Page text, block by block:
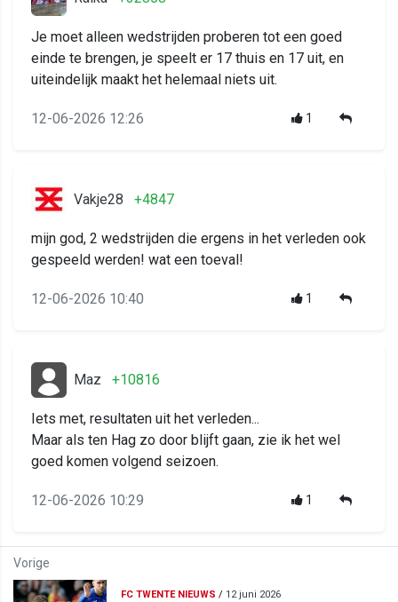
Je moet alleen wedstrijden proberen tot een goed
einde te brengen, je speelt er 17 thuis en 17 uit, en
uiteindelijk maakt het helemaal niets uit.
12-06-2026 12:26 1
Vakje28 +4847
mijn god, 2 wedstrijden die ergens in het verleden ook
gespeeld werden! wat een toeval!
12-06-2026 10:40 1
Maz +10816
Iets met, resultaten uit het verleden...
Maar als ten Hag zo door blijft gaan, zie ik het wel
goed komen volgend seizoen.
12-06-2026 10:29 1
Vorige
FC TWENTE NIEUWS / 12 juni 2026